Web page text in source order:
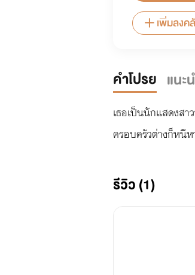
เพิ่มลงค
คำโปรย แนะ
เธอเป็นนักแสดงส
ครอบครัวต่างก็หนี
รีวิว (1)